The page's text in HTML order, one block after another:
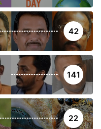
42
141
22